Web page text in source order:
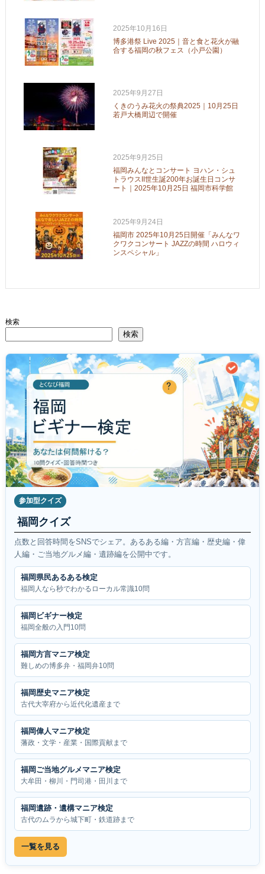
2025年10月16日
博多港祭 Live 2025｜音と食と花火が融
合する福岡の秋フェス（小戸公園）
2025年9月27日
くきのうみ花火の祭典2025｜10月25日
若戸大橋周辺で開催
2025年9月25日
福岡みんなとコンサート ヨハン・シュ
トラウスII世生誕200年お誕生日コンサ
ート｜2025年10月25日 福岡市科学館
2025年9月24日
福岡市 2025年10月25日開催「みんなワ
クワクコンサート JAZZの時間 ハロウィ
ンスペシャル」
検索
検索
参加型クイズ
福岡クイズ
点数と回答時間をSNSでシェア。あるある編・方言編・歴史編・偉
人編・ご当地グルメ編・遺跡編を公開中です。
福岡県民あるある検定
福岡人なら秒でわかるローカル常識10問
福岡ビギナー検定
福岡全般の入門10問
福岡方言マニア検定
難しめの博多弁・福岡弁10問
福岡歴史マニア検定
古代大宰府から近代化遺産まで
福岡偉人マニア検定
藩政・文学・産業・国際貢献まで
福岡ご当地グルメマニア検定
大牟田・柳川・門司港・田川まで
福岡遺跡・遺構マニア検定
古代のムラから城下町・鉄道跡まで
一覧を見る